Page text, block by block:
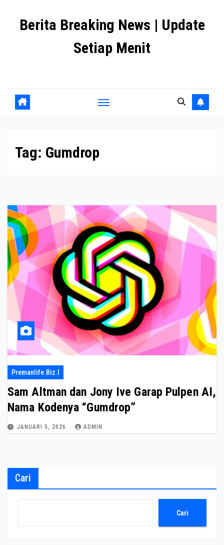
Berita Breaking News | Update
Setiap Menit
Tag: Gumdrop
Premanlife.biz.i
Sam Altman dan Jony Ive Garap Pulpen AI,
Nama Kodenya “Gumdrop”
JANUARI 5, 2026 ADMIN
Cari
Cari